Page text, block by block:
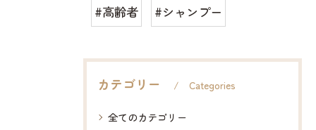
#高齢者
#シャンプー
カテゴリー Categories
全てのカテゴリー